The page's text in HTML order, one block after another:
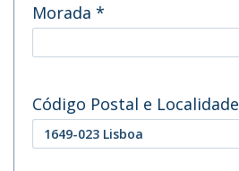
Morada *
Código Postal e Localidade